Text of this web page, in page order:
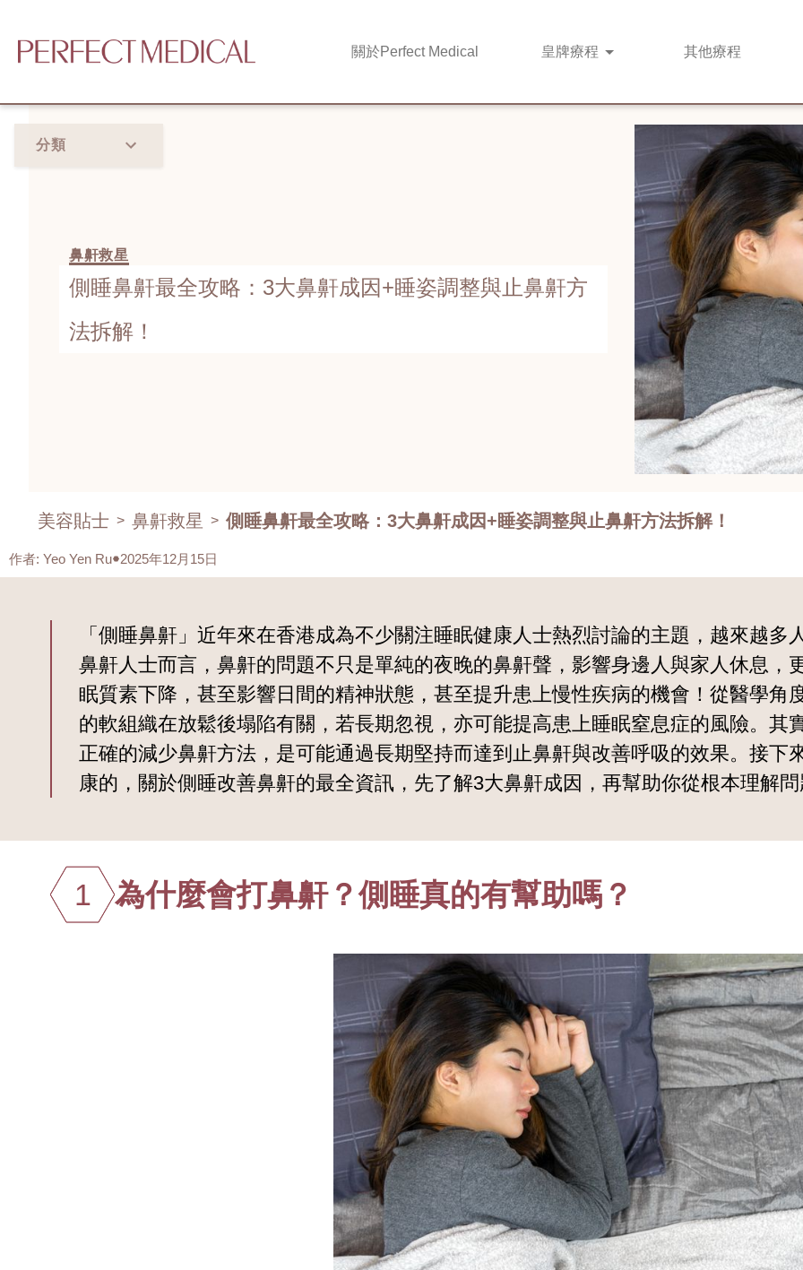
關於Perfect Medical 皇牌療程 其他療程
分類
鼻鼾救星
側睡鼻鼾最全攻略：3大鼻鼾成因+睡姿調整與止鼻鼾方
法拆解！
美容貼士 > 鼻鼾救星 > 側睡鼻鼾最全攻略：3大鼻鼾成因+睡姿調整與止鼻鼾方法拆解！
作者: Yeo Yen Ru 2025年12月15日
「側睡鼻鼾」近年來在香港成為不少關注睡眠健康人士熱烈討論的主題，越來越
鼻鼾人士而言，鼻鼾的問題不只是單純的夜晚的鼻鼾聲，影響身邊人與家人休息，
眠質素下降，甚至影響日間的精神狀態，甚至提升患上慢性疾病的機會！從醫學角
的軟組織在放鬆後塌陷有關，若長期忽視，亦可能提高患上睡眠窒息症的風險。其
正確的減少鼻鼾方法，是可能通過長期堅持而達到止鼻鼾與改善呼吸的效果。接下
康的，關於側睡改善鼻鼾的最全資訊，先了解3大鼻鼾成因，再幫助你從根本理解
1 為什麼會打鼻鼾？側睡真的有幫助嗎？